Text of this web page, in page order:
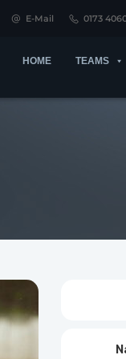
E-Mail 0173
HOME TEAMS